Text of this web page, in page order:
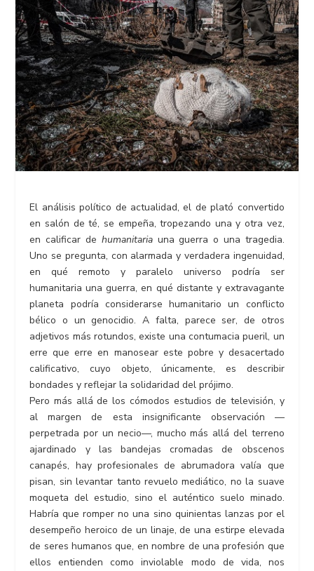
El análisis político de actualidad, el de plató convertido
en salón de té, se empeña, tropezando una y otra vez,
en calificar de humanitariauna guerra o una tragedia.
Uno se pregunta, con alarmada y verdadera ingenuidad,
en qué remoto y paralelo universo podría ser
humanitaria una guerra, en qué distante y extravagante
planeta podría considerarse humanitario un conflicto
bélico o un genocidio. A falta, parece ser, de otros
adjetivos más rotundos, existe una contumacia pueril, un
erre que erre en manosear este pobre y desacertado
calificativo, cuyo objeto, únicamente, es describir
bondades y reflejar la solidaridad del prójimo.
Pero más allá de los cómodos estudios de televisión, y
al margen de esta insignificante observación —
perpetrada por un necio—, mucho más allá del terreno
ajardinado y las bandejas cromadas de obscenos
canapés, hay profesionales de abrumadora valía que
pisan, sin levantar tanto revuelo mediático, no la suave
moqueta del estudio, sino el auténtico suelo minado.
Habría que romper no una sino quinientas lanzas por el
desempeño heroico de un linaje, de una estirpe elevada
de seres humanos que, en nombre de una profesión que
ellos entienden como inviolable modo de vida, nos